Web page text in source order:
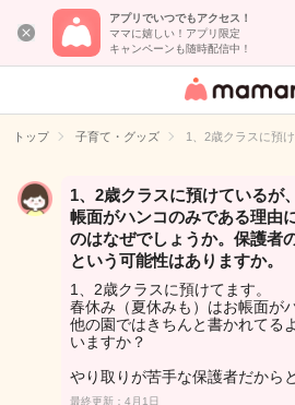
アプリでいつでもアクセス！
ママに嬉しい！アプリ限定
キャンペーンも随時配信中！
女性専用匿名
イト
トップ 子育て・グッズ 1、2歳クラスに預
1、2歳クラスに預けているが
帳面がハンコのみである理由
のはなぜでしょうか。保護者
という可能性はありますか。
1、2歳クラスに預けてます。
春休み（夏休みも）はお帳面が
他の園ではきちんと書かれてる
いますか？
やり取りが苦手な保護者だから
最終更新：4月1日